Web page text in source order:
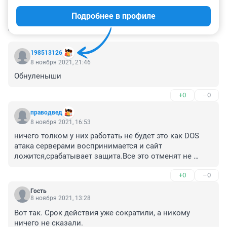
КОММЕНТАРИИ 41
198513126
Подробнее в профиле
8 ноября 2021, 21:46
Обнуленыши
+0 –0
праводвед
8 ноября 2021, 16:53
ничего толком у них работать не будет это как DOS
атака серверами воспринимается и сайт
ложится,срабатывает защита.Все это отменят не
запросов,одновременно и фильтры не помогут как не
настраивай.
+0 –0
Гость
8 ноября 2021, 13:28
Вот так. Срок действия уже сократили, а никому
ничего не сказали.